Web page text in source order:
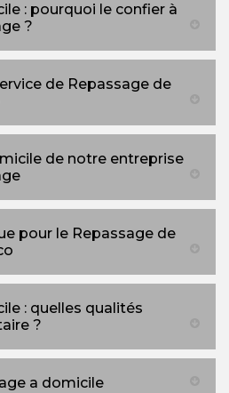
: pourquoi le confier à
?
de Repassage de
de notre entreprise
pour le Repassage de
: quelles qualités
?
a domicile